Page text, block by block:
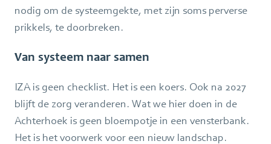
nodig om de systeemgekte, met zijn soms perverse
prikkels, te doorbreken.
Van systeem naar samen
IZA is geen checklist. Het is een koers. Ook na 2027
blijft de zorg veranderen. Wat we hier doen in de
Achterhoek is geen bloempotje in een vensterbank.
Het is het voorwerk voor een nieuw landschap.